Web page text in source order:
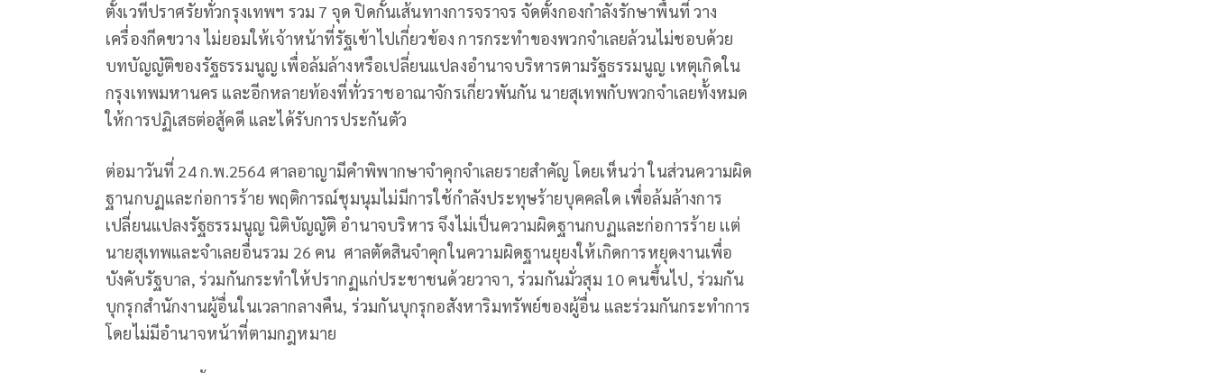
ตั้งเวทีปราศรัยทั่วกรุงเทพฯ รวม 7 จุด ปิดกั้นเส้นทางการจราจร จัดตั้งกองกำลังรักษาพื้นที่ วาง
เครื่องกีดขวาง ไม่ยอมให้เจ้าหน้าที่รัฐเข้าไปเกี่ยวข้อง การกระทำของพวกจำเลยล้วนไม่ชอบด้วย
บทบัญญัติของรัฐธรรมนูญ เพื่อล้มล้างหรือเปลี่ยนแปลงอำนาจบริหารตามรัฐธรรมนูญ เหตุเกิดใน
กรุงเทพมหานคร และอีกหลายท้องที่ทั่วราชอาณาจักรเกี่ยวพันกัน นายสุเทพกับพวกจำเลยทั้งหมด
ให้การปฏิเสธต่อสู้คดี และได้รับการประกันตัว
ต่อมาวันที่ 24 ก.พ.2564 ศาลอาญามีคำพิพากษาจำคุกจำเลยรายสำคัญ โดยเห็นว่า ในส่วนความผิด
ฐานกบฏและก่อการร้าย พฤติการณ์ชุมนุมไม่มีการใช้กำลังประทุษร้ายบุคคลใด เพื่อล้มล้างการ
เปลี่ยนแปลงรัฐธรรมนูญ นิติบัญญัติ อำนาจบริหาร จึงไม่เป็นความผิดฐานกบฏและก่อการร้าย เเต่
นายสุเทพและจำเลยอื่นรวม 26 คน ศาลตัดสินจำคุกในความผิดฐานยุยงให้เกิดการหยุดงานเพื่อ
บังคับรัฐบาล, ร่วมกันกระทำให้ปรากฏแก่ประชาชนด้วยวาจา, ร่วมกันมั่วสุม 10 คนขึ้นไป, ร่วมกัน
บุกรุกสำนักงานผู้อื่นในเวลากลางคืน, ร่วมกันบุกรุกอสังหาริมทรัพย์ของผู้อื่น และร่วมกันกระทำการ
โดยไม่มีอำนาจหน้าที่ตามกฎหมาย